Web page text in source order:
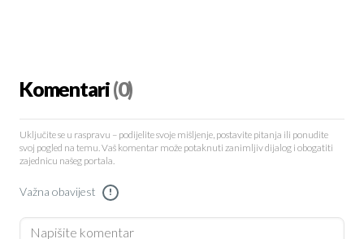
Komentari(0)
Uključite se u raspravu – podijelite svoje mišljenje, postavite pitanja ili ponudite
svoj pogled na temu. Vaš komentar može potaknuti zanimljiv dijalog i obogatiti
zajednicu našeg portala.
Važna obavijest !